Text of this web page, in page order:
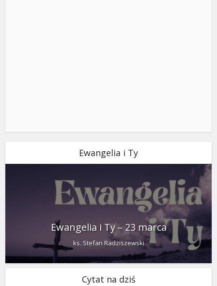
Ewangelia i Ty
Ewangelia i Ty – 23 marca
ks. Stefan Radziszewski
Cytat na dziś